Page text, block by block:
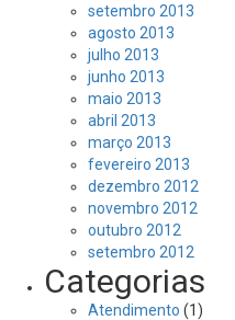
setembro 2013
agosto 2013
julho 2013
junho 2013
maio 2013
abril 2013
março 2013
fevereiro 2013
dezembro 2012
novembro 2012
outubro 2012
setembro 2012
Categorias
Atendimento (1)